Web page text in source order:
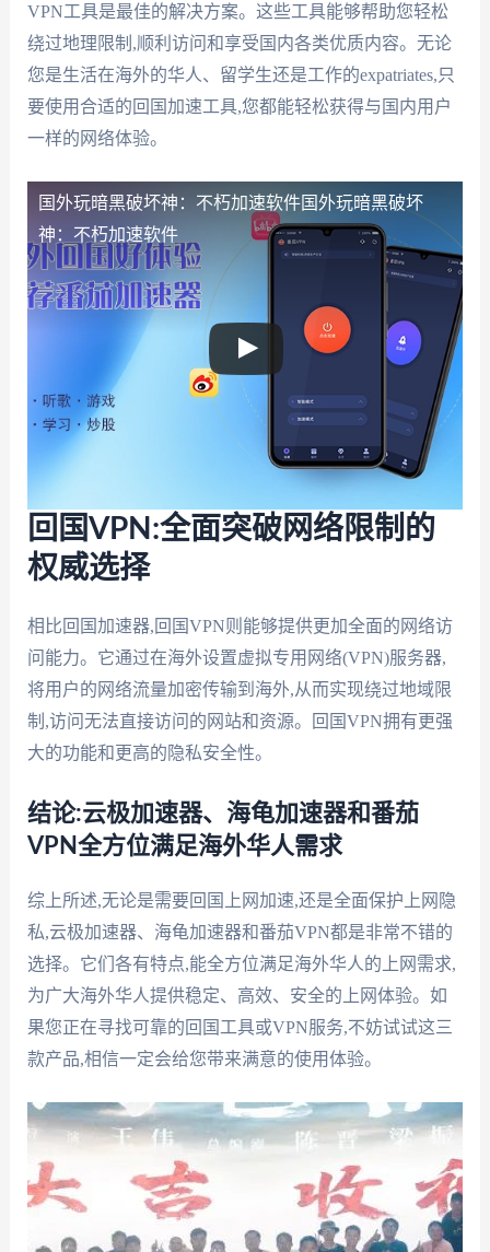
VPN工具是最佳的解决方案。这些工具能够帮助您轻松
绕过地理限制,顺利访问和享受国内各类优质内容。无论
您是生活在海外的华人、留学生还是工作的expatriates,只
要使用合适的回国加速工具,您都能轻松获得与国内用户
一样的网络体验。
国外玩暗黑破坏神：不朽加速软件国外玩暗黑破坏
神：不朽加速软件
回国VPN:全面突破网络限制的
权威选择
相比回国加速器,回国VPN则能够提供更加全面的网络访
问能力。它通过在海外设置虚拟专用网络(VPN)服务器,
将用户的网络流量加密传输到海外,从而实现绕过地域限
制,访问无法直接访问的网站和资源。回国VPN拥有更强
大的功能和更高的隐私安全性。
结论:云极加速器、海龟加速器和番茄
VPN全方位满足海外华人需求
综上所述,无论是需要回国上网加速,还是全面保护上网隐
私,云极加速器、海龟加速器和番茄VPN都是非常不错的
选择。它们各有特点,能全方位满足海外华人的上网需求,
为广大海外华人提供稳定、高效、安全的上网体验。如
果您正在寻找可靠的回国工具或VPN服务,不妨试试这三
款产品,相信一定会给您带来满意的使用体验。